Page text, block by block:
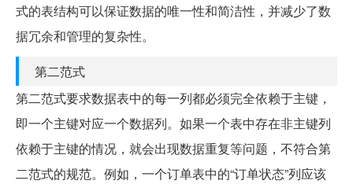
式的表结构可以保证数据的唯一性和简洁性，并减少了数
据冗余和管理的复杂性。
第二范式
第二范式要求数据表中的每一列都必须完全依赖于主键，
即一个主键对应一个数据列。如果一个表中存在非主键列
依赖于主键的情况，就会出现数据重复等问题，不符合第
二范式的规范。例如，一个订单表中的“订单状态”列应该